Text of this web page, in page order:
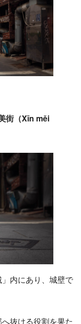
街（Xīn měi
内にあり、城壁で
抜ける役割を果た